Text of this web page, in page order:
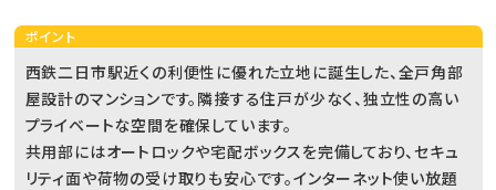
ポイント
西鉄二日市駅近くの利便性に優れた立地に誕生した、全戸角部
屋設計のマンションです。隣接する住戸が少なく、独立性の高い
プライベートな空間を確保しています。
共用部にはオートロックや宅配ボックスを完備しており、セキュ
リティ面や荷物の受け取りも安心です。インターネット使い放題